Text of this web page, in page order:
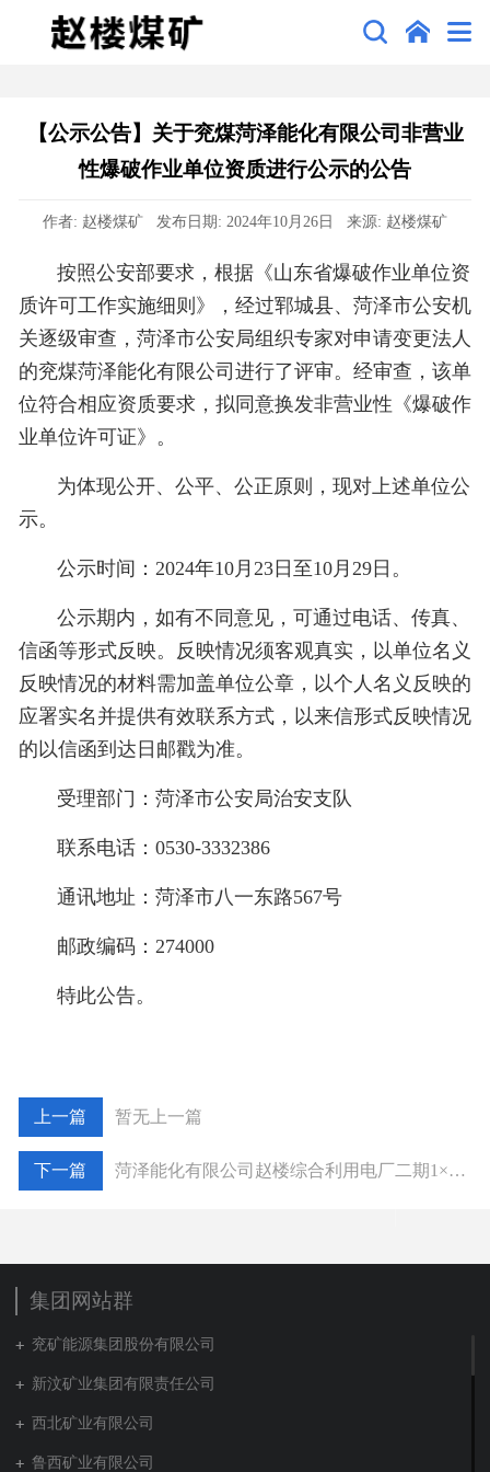
【公示公告】关于兖煤菏泽能化有限公司非营业
性爆破作业单位资质进行公示的公告
作者: 赵楼煤矿 发布日期: 2024年10月26日 来源: 赵楼煤矿
按照公安部要求，根据《山东省爆破作业单位资
质许可工作实施细则》，经过郓城县、菏泽市公安机
关逐级审查，菏泽市公安局组织专家对申请变更法人
的兖煤菏泽能化有限公司进行了评审。经审查，该单
位符合相应资质要求，拟同意换发非营业性《爆破作
业单位许可证》。
为体现公开、公平、公正原则，现对上述单位公
示。
公示时间：2024年10月23日至10月29日。
公示期内，如有不同意见，可通过电话、传真、
信函等形式反映。反映情况须客观真实，以单位名义
反映情况的材料需加盖单位公章，以个人名义反映的
应署实名并提供有效联系方式，以来信形式反映情况
的以信函到达日邮戳为准。
受理部门：菏泽市公安局治安支队
联系电话：0530-3332386
通讯地址：菏泽市八一东路567号
邮政编码：274000
特此公告。
暂无上一篇
菏泽能化有限公司赵楼综合利用电厂二期1×35万千瓦热电联产工程环境影响评价第一次信息公示
集团网站群
兖矿能源集团股份有限公司
新汶矿业集团有限责任公司
西北矿业有限公司
鲁西矿业有限公司